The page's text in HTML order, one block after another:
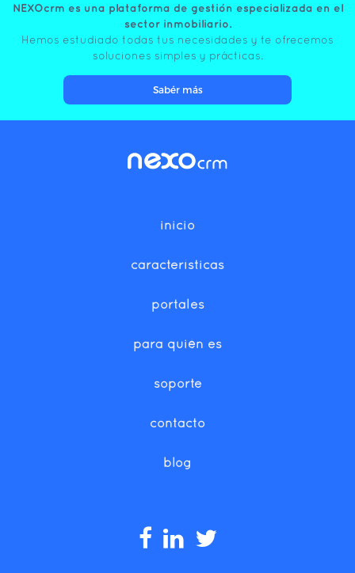
NEXOcrm es una plataforma de gestión especializada en el
sector inmobiliario.
Hemos estudiado todas tus necesidades y te ofrecemos
soluciones simples y prácticas.
Sabér más
inicio
características
portales
para quién es
soporte
contacto
blog